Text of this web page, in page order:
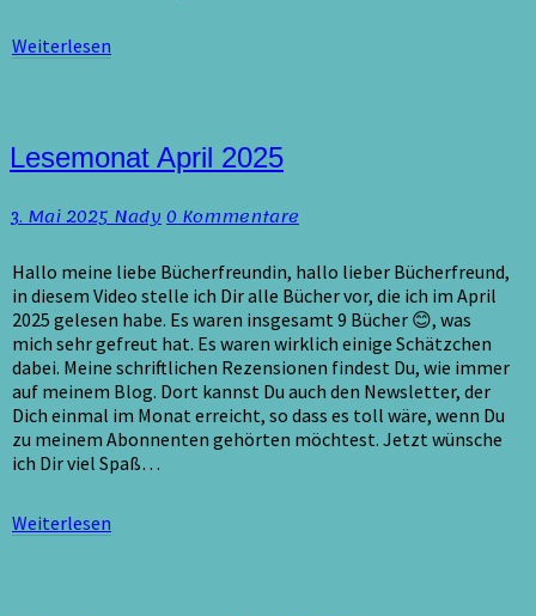
Weiterlesen
Lesemonat
April
Lesemonat April 2025
3. Mai 2025NadyKommentare
0 Kommentare
Hallo meine liebe Bücherfreundin, hallo lieber Bücherfreund,
in diesem Video stelle ich Dir alle Bücher vor, die ich im April
2025 gelesen habe. Es waren insgesamt 9 Bücher 😊, was
mich sehr gefreut hat. Es waren wirklich einige Schätzchen
dabei. Meine schriftlichen Rezensionen findest Du, wie immer
auf meinem Blog. Dort kannst Du auch den Newsletter, der
Dich einmal im Monat erreicht, so dass es toll wäre, wenn Du
zu meinem Abonnenten gehörten möchtest. Jetzt wünsche
ich Dir viel Spaß…
Weiterlesen